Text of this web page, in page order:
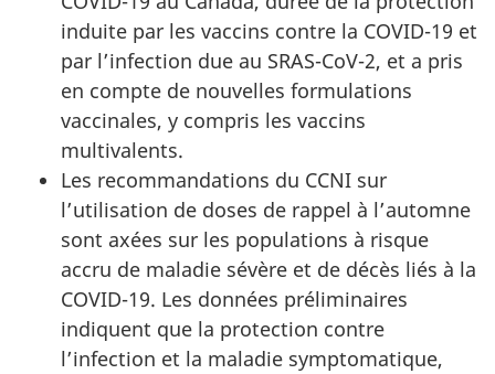
induite par les vaccins contre la COVID-19 et
par l’infection due au SRAS-CoV-2, et a pris
en compte de nouvelles formulations
vaccinales, y compris les vaccins
multivalents.
Les recommandations du CCNI sur
l’utilisation de doses de rappel à l’automne
sont axées sur les populations à risque
accru de maladie sévère et de décès liés à la
COVID-19. Les données préliminaires
indiquent que la protection contre
l’infection et la maladie symptomatique,